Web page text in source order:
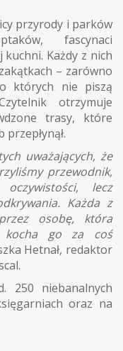
przyrody i parków
fascynaci
Każdy z nich
– zarówno
których nie piszą
otrzymuje
trasy, które
uważających, że
przewodnik,
lecz
Każda z
osobę, która
go za coś
Hetnał, redaktor
250 niebanalnych
oraz na